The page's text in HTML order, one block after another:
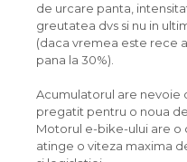
de urcare panta,
greutatea dvs si nu in
(daca vremea este rece
pana la 30%).
Acumulatorul are nevoie
pregatit pentru o noua
Motorul e-bike-ului are o
atinge o viteza maxima